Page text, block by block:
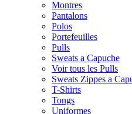
Montres
Pantalons
Polos
Portefeuilles
Pulls
Sweats a Capuche
Voir tous les Pulls
Sweats Zippes a
T-Shirts
Tongs
Uniformes